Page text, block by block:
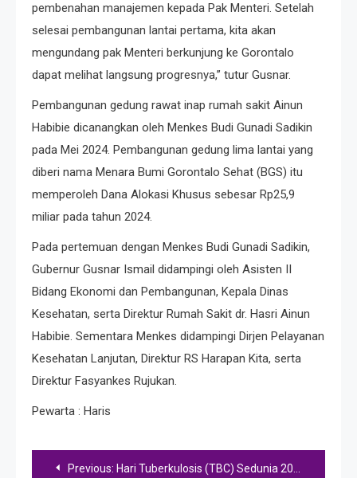
pembenahan manajemen kepada Pak Menteri. Setelah
selesai pembangunan lantai pertama, kita akan
mengundang pak Menteri berkunjung ke Gorontalo
dapat melihat langsung progresnya,” tutur Gusnar.
Pembangunan gedung rawat inap rumah sakit Ainun
Habibie dicanangkan oleh Menkes Budi Gunadi Sadikin
pada Mei 2024. Pembangunan gedung lima lantai yang
diberi nama Menara Bumi Gorontalo Sehat (BGS) itu
memperoleh Dana Alokasi Khusus sebesar Rp25,9
miliar pada tahun 2024.
Pada pertemuan dengan Menkes Budi Gunadi Sadikin,
Gubernur Gusnar Ismail didampingi oleh Asisten II
Bidang Ekonomi dan Pembangunan, Kepala Dinas
Kesehatan, serta Direktur Rumah Sakit dr. Hasri Ainun
Habibie. Sementara Menkes didampingi Dirjen Pelayanan
Kesehatan Lanjutan, Direktur RS Harapan Kita, serta
Direktur Fasyankes Rujukan.
Pewarta : Haris
PostPrevious: Hari Tuberkulosis (TBC) Sedunia 2025, RSUD Ainun gelar sosialisasi bertajuk ” Mengenal Tuberkulosis Paru Lebih Dekat”